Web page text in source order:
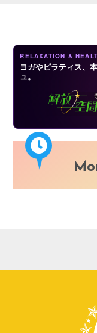
RELAXATION &
ヨガやピラティス、
ュ。